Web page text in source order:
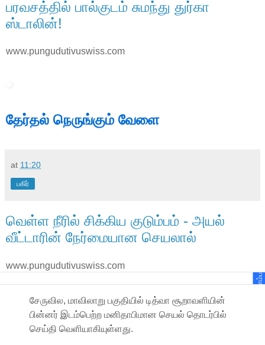
பரவசத்தில் பால்குடம் சுமந்து துர்கா
ஸ்டாலின்!
www.pungudutivuswiss.com
தேர்தல் நெருங்கும் வேளை
at 11:20
பகிர்
வெள்ள நீரில் சிக்கிய குடும்பம் - அயல்
வீட்டாரின் நேர்மையான செயலால்
www.pungudutivuswiss.com விளம்பரம்
சேருவில, மாவிலாறு பகுதியில் டித்வா சூறாவளியின்
பின்னர் இடம்பெற்ற மனிதாபிமான செயல் தொடர்பில்
செய்தி வெளியாகியுள்ளது.